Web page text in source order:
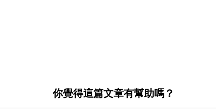
你覺得這篇文章有幫助嗎？